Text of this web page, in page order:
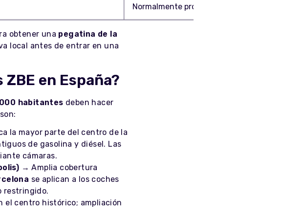
Normalmente prohibido, con aplicación de
obtener una pegatina de la
local antes de entrar en una
en España?
habitantes deben hacer
la mayor parte del centro de la
de gasolina y diésel. Las
cámaras.
→ Amplia cobertura
se aplican a los coches
restringido.
el centro histórico; ampliación